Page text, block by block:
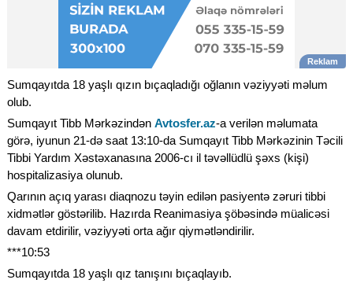
Sumqayıtda 18 yaşlı qızın bıçaqladığı oğlanın vəziyyəti məlum
olub.
Sumqayıt Tibb Mərkəzindən Avtosfer.az-a verilən məlumata
görə, iyunun 21-də saat 13:10-da Sumqayıt Tibb Mərkəzinin Təcili
Tibbi Yardım Xəstəxanasına 2006-cı il təvəllüdlü şəxs (kişi)
hospitalizasiya olunub.
Qarının açıq yarası diaqnozu təyin edilən pasiyentə zəruri tibbi
xidmətlər göstərilib. Hazırda Reanimasiya şöbəsində müalicəsi
davam etdirilir, vəziyyəti orta ağır qiymətləndirilir.
***10:53
Sumqayıtda 18 yaşlı qız tanışını bıçaqlayıb.